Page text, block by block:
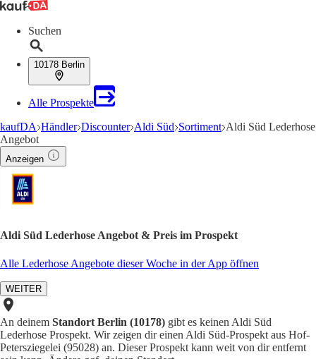
Suchen
10178 Berlin
Alle Prospekte
kaufDA Händler Discounter Aldi Süd Sortiment Aldi Süd Lederhose
Angebot
Anzeigen
Aldi Süd Lederhose Angebot & Preis im Prospekt
Alle Lederhose Angebote dieser Woche in der App öffnen
WEITER
An deinem Standort Berlin (10178) gibt es keinen Aldi Süd
Lederhose Prospekt. Wir zeigen dir einen Aldi Süd-Prospekt aus Hof-
Petersziegelei (95028) an. Dieser Prospekt kann weit von dir entfernt